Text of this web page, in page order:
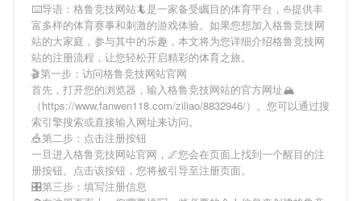
⌨️导语： 格鲁竞技网站🦎是一家备受瞩目的体育平台，⛵️提供丰
富多样的体育赛事和刺激的游戏体验。如果您想加入格鲁竞技网
站的大家庭，参与其中的乐趣，本文将为您详细介绍格鲁竞技网
站的注册流程，让您轻松开启精彩的体育之旅。
🎬第一步：访问格鲁竞技网站官网
首先，打开您的浏览器，输入格鲁竞技网站的官方网址🏔
（https://www.fanwen118.com/ziliao/8832946/）。您可以通过搜
索引擎搜索或直接输入网址来访问。
🎪第二步：点击注册按钮
一旦进入格鲁竞技网站官网，🌌您会在页面上找到一个醒目的注
册按钮。点击该按钮，您将被引导至注册页面。
🎛第三步：填写注册信息